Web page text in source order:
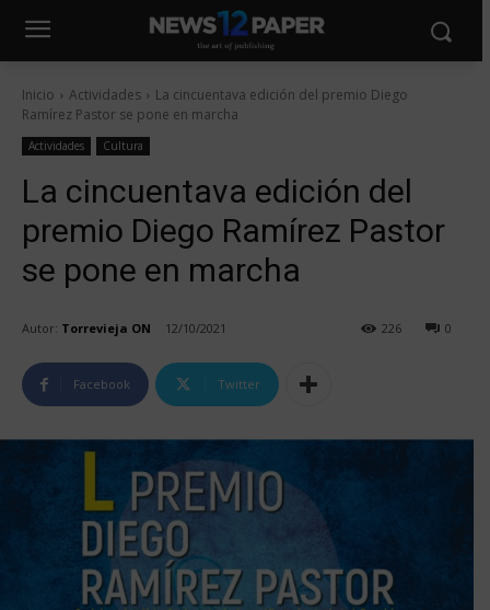
Inicio Actividades
La cincuentava edición del premio Diego
Ramírez Pastor se pone en marcha
Actividades Cultura
La cincuentava edición del
premio Diego Ramírez Pastor
se pone en marcha
Autor: Torrevieja ON 12/10/2021 0
226
Facebook Twitter